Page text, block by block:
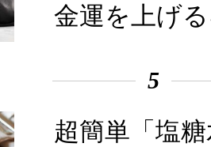
金運を上げ
5
超簡単「塩